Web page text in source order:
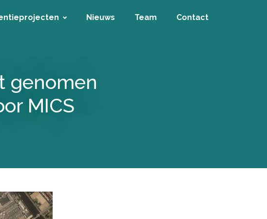
Nieuws Team Contact
genomen
MICS